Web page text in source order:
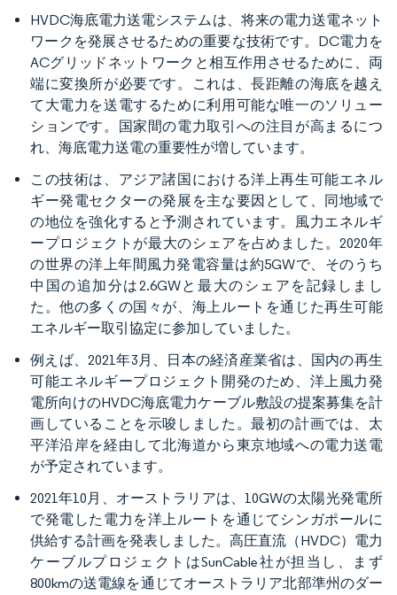
HVDC海底電力送電システムは、将来の電力送電ネット
ワークを発展させるための重要な技術です。DC電力を
ACグリッドネットワークと相互作用させるために、両
端に変換所が必要です。これは、長距離の海底を越え
て大電力を送電するために利用可能な唯一のソリュー
ションです。国家間の電力取引への注目が高まるにつ
れ、海底電力送電の重要性が増しています。
この技術は、アジア諸国における洋上再生可能エネル
ギー発電セクターの発展を主な要因として、同地域で
の地位を強化すると予測されています。風力エネルギ
ープロジェクトが最大のシェアを占めました。2020年
の世界の洋上年間風力発電容量は約5GWで、そのうち
中国の追加分は2.6GWと最大のシェアを記録しまし
た。他の多くの国々が、海上ルートを通じた再生可能
エネルギー取引協定に参加していました。
例えば、2021年3月、日本の経済産業省は、国内の再生
可能エネルギープロジェクト開発のため、洋上風力発
電所向けのHVDC海底電力ケーブル敷設の提案募集を計
画していることを示唆しました。最初の計画では、太
平洋沿岸を経由して北海道から東京地域への電力送電
が予定されています。
2021年10月、オーストラリアは、10GWの太陽光発電所
で発電した電力を洋上ルートを通じてシンガポールに
供給する計画を発表しました。高圧直流（HVDC）電力
ケーブルプロジェクトはSunCable社が担当し、まず
800kmの送電線を通じてオーストラリア北部準州のダー